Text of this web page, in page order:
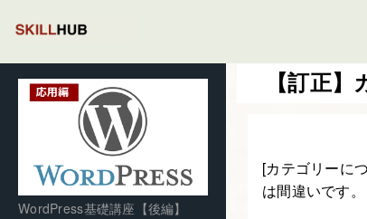
WordPress基礎講座【後編】
【訂正
[カテゴリーに
は間違いです